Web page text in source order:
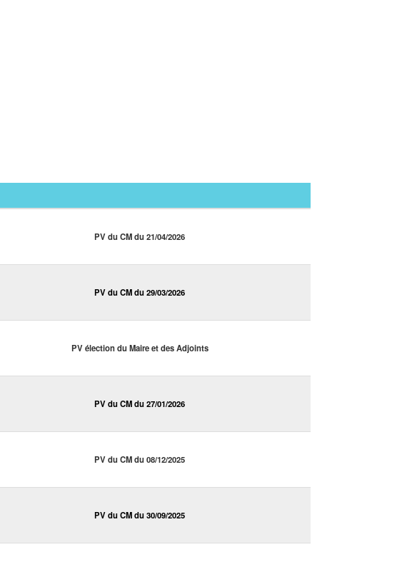
PV du CM du 21/04/2026
PV du CM du 29/03/2026
PV élection du Maire et des Adjoints
PV du CM du 27/01/2026
PV du CM du 08/12/2025
PV du CM du 30/09/2025